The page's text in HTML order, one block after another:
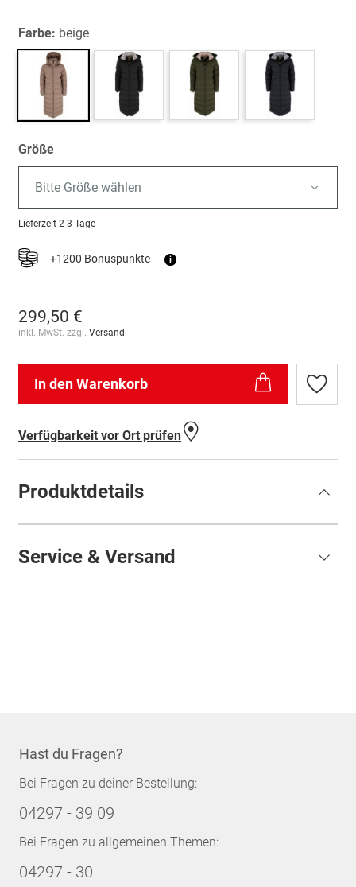
Farbe: beige
Größe
Bitte Größe wählen
Lieferzeit 2-3 Tage
+1200 Bonuspunkte i
299,50 €
inkl. MwSt. zzgl. Versand
In den Warenkorb
Zur
Verfügbarkeit vor Ort prüfen
Produktdetails
Service & Versand
Hast du Fragen?
Bei Fragen zu deiner Bestellung:
04297 - 39 09
Bei Fragen zu allgemeinen Themen:
04297 - 30